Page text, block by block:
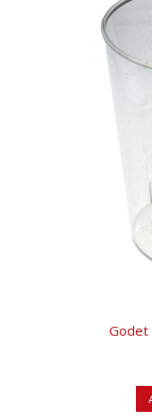
Godet